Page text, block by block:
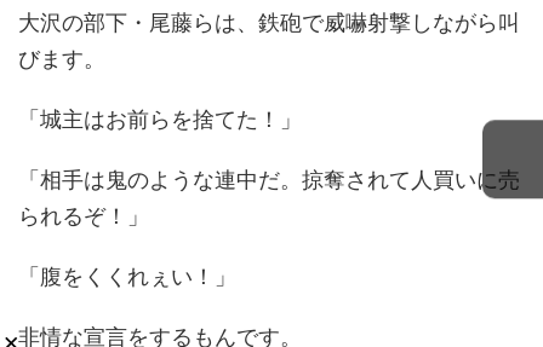
大沢の部下・尾藤らは、鉄砲で威嚇射撃しながら叫
びます。
「城主はお前らを捨てた！」
「相手は鬼のような連中だ。掠奪されて人買いに売
られるぞ！」
「腹をくくれぇい！」
非情な宣言をするもんです。